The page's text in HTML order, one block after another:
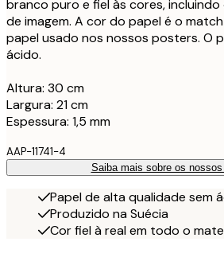
branco puro e fiel às cores,
de imagem. A cor do papel é o
papel usado nos nossos posters. O
ácido.
Altura: 30 cm
Largura: 21 cm
Espessura: 1,5 mm
AAP-11741-4
Saiba mais sobre os nossos
Papel de alta qualidade sem
Produzido na Suécia
Cor fiel à real em todo o